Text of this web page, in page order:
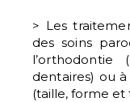
> Les
des soins
l’orthodontie
dentaires) ou
(taille, forme et